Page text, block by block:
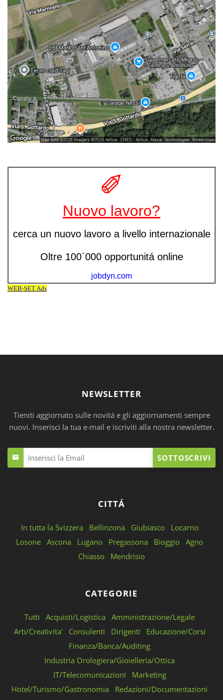
NEWSLETTER
Tieniti aggiornato sulle novitá e gli aggiornamenti sempre
nuovi. Inserisci la tua e-mail e iscriviti alla nostra newsletter.
SOTTOSCRIVI
CITTÁ
In tutta la Svizzera Bellinzona Giubiasco
Locarno
Losone Ascona Lugano Pregassona Bioggio Agno
Chiasso
Mendrisio
CATEGORIE
Tutti Acquisti/Logistica
Amministrazione/Legale
Arti/Creativita'
Consulenti Dirigenti
Educazione/Corsi
Finanza/Banca/Auditing
Industria Orologiera/Gioielleria/Ottica
IT/Telecomunicazioni
Marketing
Hotel/Turismo/Gastronomia
Redazioni/Documentazioni